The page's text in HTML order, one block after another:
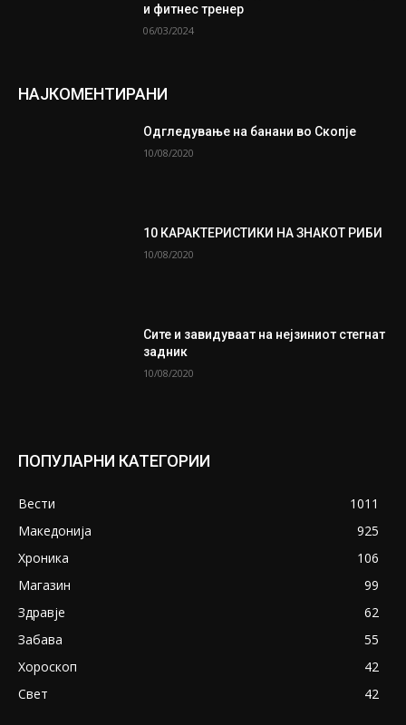
и фитнес тренер
06/03/2024
НАЈКОМЕНТИРАНИ
Одгледување на банани во Скопје
10/08/2020
10 КАРАКТЕРИСТИКИ НА ЗНАКОТ РИБИ
10/08/2020
Сите и завидуваат на нејзиниот стегнат
задник
10/08/2020
ПОПУЛАРНИ КАТЕГОРИИ
Вести
1011
Македонија
925
Хроника
106
Магазин
99
Здравје
62
Забава
55
Хороскоп
42
Свет
42